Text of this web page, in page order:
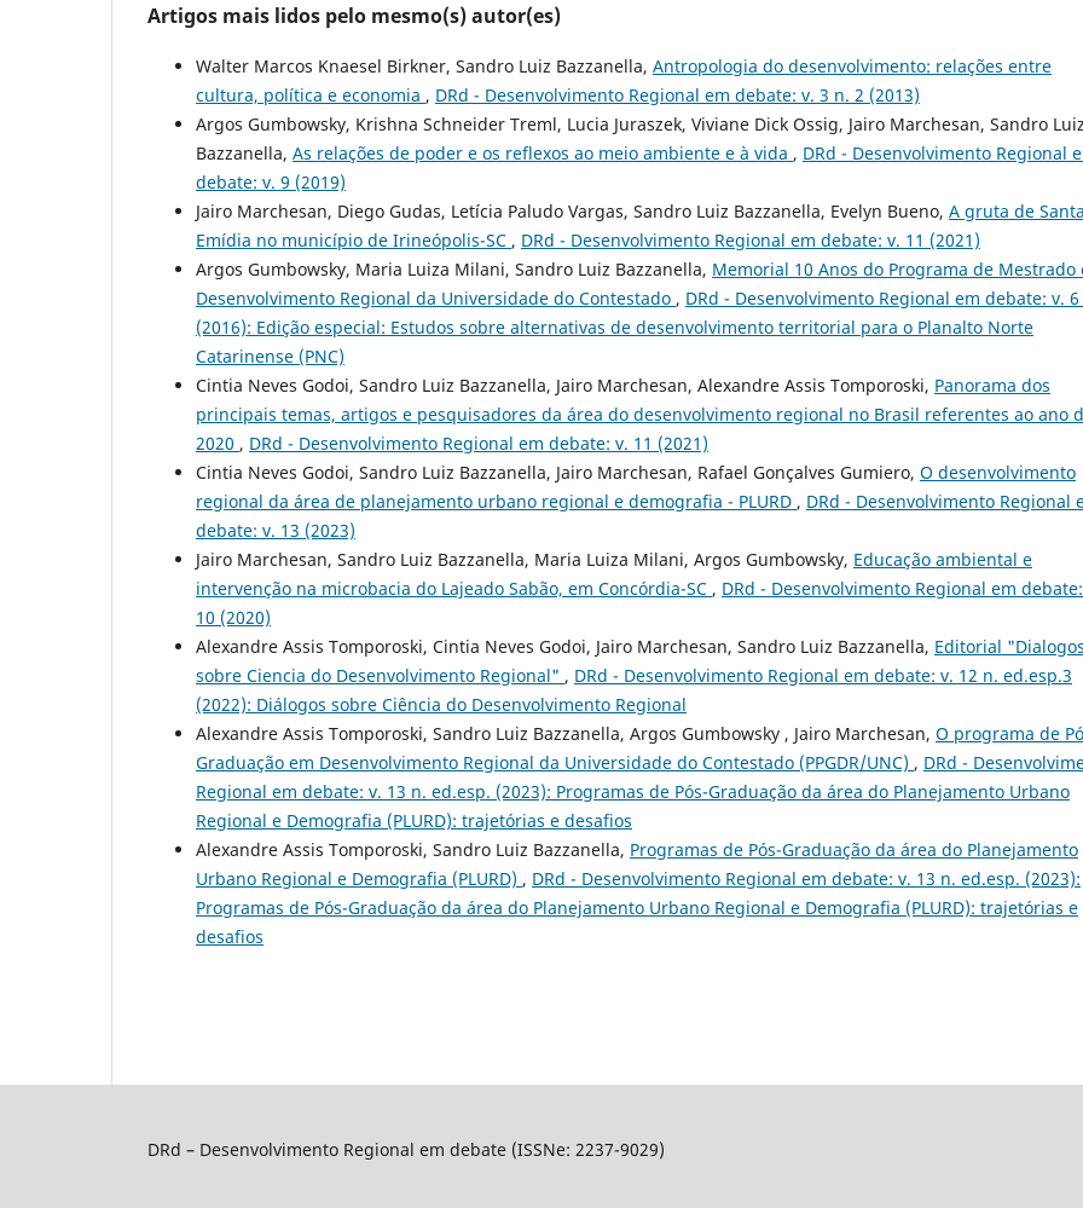
Artigos mais lidos pelo mesmo(s) autor(es)
Walter Marcos Knaesel Birkner, Sandro Luiz Bazzanella, Antropologia do desenvolvimento: relações entre
cultura, política e economia , DRd - Desenvolvimento Regional em debate: v. 3 n. 2 (2013)
Argos Gumbowsky, Krishna Schneider Treml, Lucia Juraszek, Viviane Dick Ossig, Jairo Marchesan, Sandro Luiz
Bazzanella, As relações de poder e os reflexos ao meio ambiente e à vida , DRd - Desenvolvimento Regional
debate: v. 9 (2019)
Jairo Marchesan, Diego Gudas, Letícia Paludo Vargas, Sandro Luiz Bazzanella, Evelyn Bueno, A gruta de Santa
Emídia no município de Irineópolis-SC , DRd - Desenvolvimento Regional em debate: v. 11 (2021)
Argos Gumbowsky, Maria Luiza Milani, Sandro Luiz Bazzanella, Memorial 10 Anos do Programa de Mestrado
Desenvolvimento Regional da Universidade do Contestado , DRd - Desenvolvimento Regional em debate: v. 6
(2016): Edição especial: Estudos sobre alternativas de desenvolvimento territorial para o Planalto Norte
Catarinense (PNC)
Cintia Neves Godoi, Sandro Luiz Bazzanella, Jairo Marchesan, Alexandre Assis Tomporoski, Panorama dos
principais temas, artigos e pesquisadores da área do desenvolvimento regional no Brasil referentes ao ano
2020 , DRd - Desenvolvimento Regional em debate: v. 11 (2021)
Cintia Neves Godoi, Sandro Luiz Bazzanella, Jairo Marchesan, Rafael Gonçalves Gumiero, O desenvolvimento
regional da área de planejamento urbano regional e demografia - PLURD , DRd - Desenvolvimento Regional
debate: v. 13 (2023)
Jairo Marchesan, Sandro Luiz Bazzanella, Maria Luiza Milani, Argos Gumbowsky, Educação ambiental e
intervenção na microbacia do Lajeado Sabão, em Concórdia-SC , DRd - Desenvolvimento Regional em
10 (2020)
Alexandre Assis Tomporoski, Cintia Neves Godoi, Jairo Marchesan, Sandro Luiz Bazzanella, Editorial "Dialogos
sobre Ciencia do Desenvolvimento Regional" , DRd - Desenvolvimento Regional em debate: v. 12 n. ed.esp.3
(2022): Diálogos sobre Ciência do Desenvolvimento Regional
Alexandre Assis Tomporoski, Sandro Luiz Bazzanella, Argos Gumbowsky , Jairo Marchesan, O programa de
Graduação em Desenvolvimento Regional da Universidade do Contestado (PPGDR/UNC) , DRd -
Regional em debate: v. 13 n. ed.esp. (2023): Programas de Pós-Graduação da área do Planejamento Urbano
Regional e Demografia (PLURD): trajetórias e desafios
Alexandre Assis Tomporoski, Sandro Luiz Bazzanella, Programas de Pós-Graduação da área do Planejamento
Urbano Regional e Demografia (PLURD) , DRd - Desenvolvimento Regional em debate: v. 13 n. ed.esp. (2023):
Programas de Pós-Graduação da área do Planejamento Urbano Regional e Demografia (PLURD): trajetórias e
desafios
DRd – Desenvolvimento Regional em debate (ISSNe: 2237-9029)